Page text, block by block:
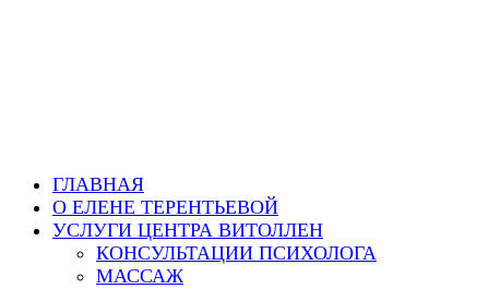
ГЛАВНАЯ
О ЕЛЕНЕ ТЕРЕНТЬЕВОЙ
УСЛУГИ ЦЕНТРА ВИТОЛЛЕН
КОНСУЛЬТАЦИИ ПСИХОЛОГА
МАССАЖ